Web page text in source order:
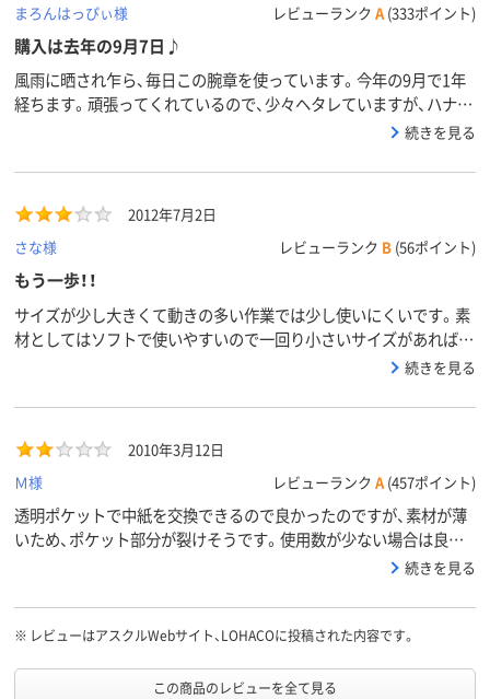
まろんはっぴぃ様 レビューランク A (333ポイント)
購入は去年の9月7日♪
風雨に晒され乍ら、毎日この腕章を使っています。今年の9月で1年
経ちます。頑張ってくれているので、少々ヘタレていますが、ハナマ
続きを見る
2012年7月2日
さな様
レビューランク B (56ポイント)
もう一歩！！
サイズが少し大きくて動きの多い作業では少し使いにくいです。素
材としてはソフトで使いやすいので一回り小さいサイズがあればう
続きを見る
2010年3月12日
Ｍ様
レビューランク A (457ポイント)
透明ポケットで中紙を交換できるので良かったのですが、素材が薄
いため、ポケット部分が裂けそうです。使用数が少ない場合は良い
のですが、現場で使用するためもう少ししっかりした物が欲しかっ
続きを見る
※ レビューはアスクルWebサイト、LOHACOに投稿された内容です。
この商品のレビューを全て見る